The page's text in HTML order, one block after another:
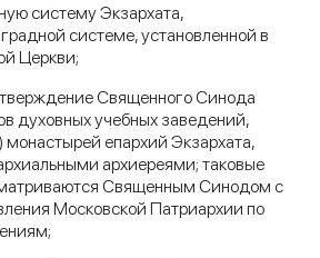
систему Экзархата,
системе, установленной в
Церкви;
Священного Синода
духовных учебных заведений,
епархий Экзархата,
архиереями; таковые
Священным Синодом с
Московской Патриархии по